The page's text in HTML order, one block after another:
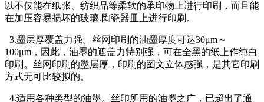
以不仅能在纸张、纺织品等柔软的承印物上进行印刷，而且能
在加压容易损坏的玻璃.陶瓷器皿上进行印刷。
3.墨层厚覆盖力强。丝网印刷的油墨厚度可达30μm～
100μm，因此，油墨的遮盖力特别强，可在全黑的纸上作纯白
印刷。丝网印刷的墨层厚，印刷的图文立体感强，是其它印刷
方式无可比较拟的。
4.适用各种类型的油墨。丝印所用的油墨之广，已超出了通